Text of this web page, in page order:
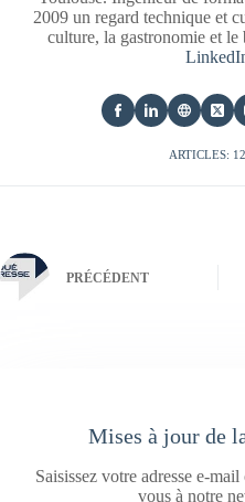
2009 un regard technique et
culture, la gastronomie et le
ARTICLES:
PRÉCÉDENT
Mises à jour de
Saisissez votre adresse e-
vous à notre